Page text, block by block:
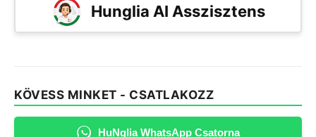
Hunglia AI Asszisztens
KÖVESS MINKET - CSATLAKOZZ
HuNglia WhatsApp Csatorna